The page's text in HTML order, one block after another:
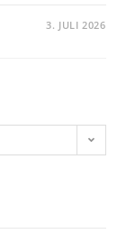
3. JULI 2026